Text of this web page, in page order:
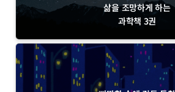
삶을 조망하게 하는
과학책 3권